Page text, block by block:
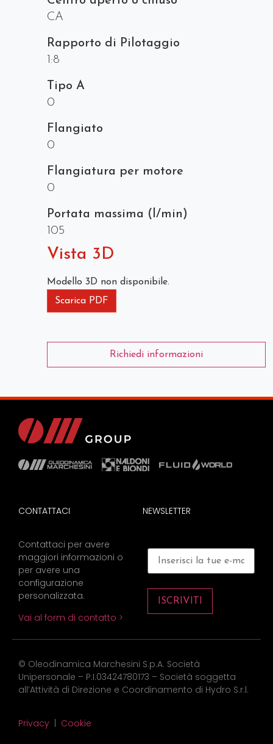
CA
Rapporto di Pilotaggio
1:8
Tipo A
0
Flangiato
0
Flangiatura per motore
0
Portata massima (l/min)
105
Vista 3D
Modello 3D non disponibile.
Scarica PDF
Richiedi informazioni
Richiesta informazioni
CONTATTACI
Contattaci per avere
maggiori informazioni o
per avere una
configurazione
personalizzata.
Vai al form di contatto >​
NEWSLETTER
© Oleodinamica Marchesini S.p.A. Società
Unipersonale – P.I.03424780173 – Società soggetta
all’Attività di Direzione e Coordinamento di Hydro S.r.l.
Privacy Cookie